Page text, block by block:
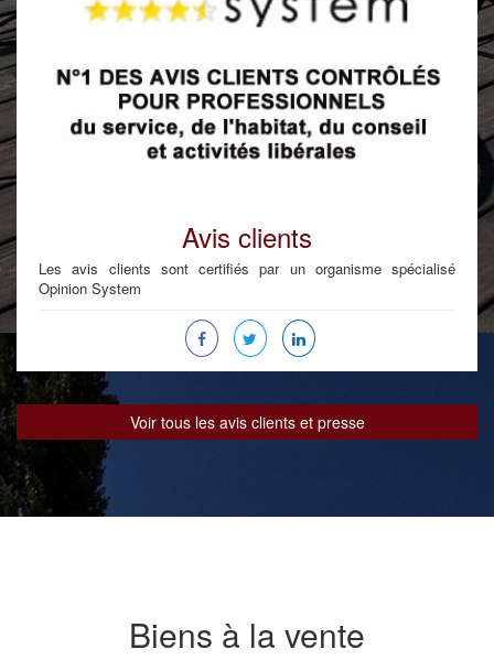
Avis clients
Les avis clients sont certifiés par un organisme spécialisé
Opinion System
Voir tous les avis clients et presse
Biens à la vente